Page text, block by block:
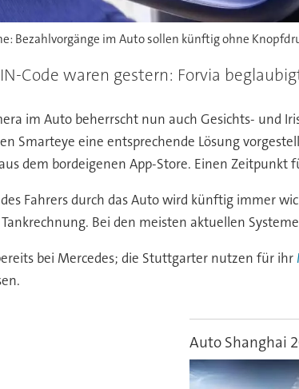
Bezahlvorgänge im Auto sollen künftig ohne
Code waren gestern: Forvia
im Auto beherrscht nun auch Gesichts- und
Smarteye eine entsprechende Lösung
dem bordeigenen App-Store. Einen
Fahrers durch das Auto wird künftig immer
Bei den meisten aktuellen
bei Mercedes; die Stuttgarter nutzen für ihr
Auto Shanghai